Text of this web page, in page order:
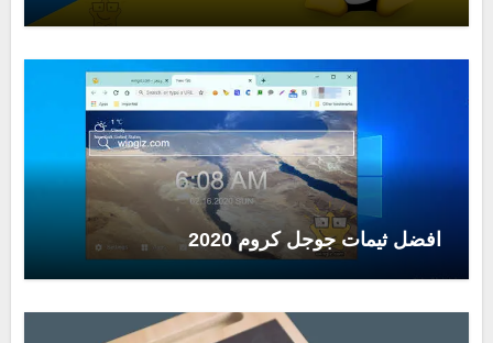
افضل ثيمات جوجل كروم 2020